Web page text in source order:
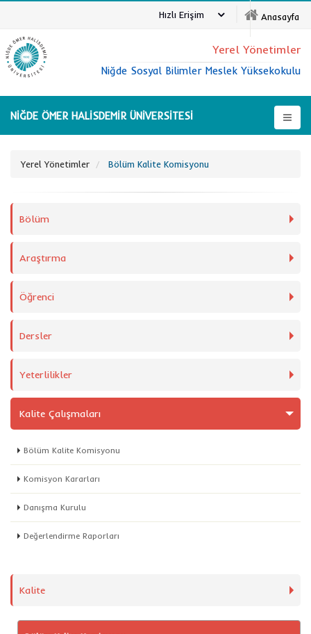
Anasayfa
Hızlı Erişim
NİĞDE ÖMER HALİSDEMİR ÜNİVERSİTESİ
Yerel Yönetimler
Niğde Sosyal Bilimler Meslek Yüksekokulu
Yerel Yönetimler Bölüm Kalite Komisyonu
Bölüm
Araştırma
Öğrenci
Dersler
Yeterlilikler
Kalite Çalışmaları
Bölüm Kalite Komisyonu
Komisyon Kararları
Danışma Kurulu
Değerlendirme Raporları
Kalite